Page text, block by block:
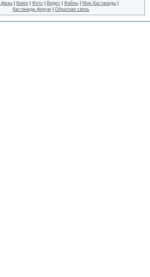
фазы Книги Фото Видео Файлы Мир Кастанеды
Кастанеда форум| Обратная связь